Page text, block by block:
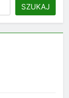
SZUKAJ